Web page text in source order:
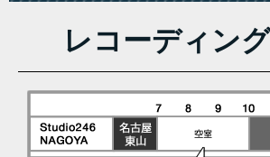
レコーディン